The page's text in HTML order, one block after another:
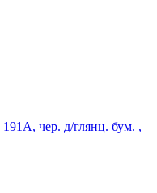
чер. д/глянц. бум. ,